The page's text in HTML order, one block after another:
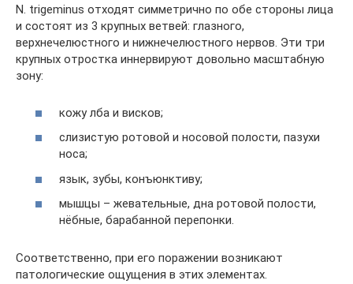
N. trigeminus отходят симметрично по обе стороны лица
и состоят из 3 крупных ветвей: глазного,
верхнечелюстного и нижнечелюстного нервов. Эти три
крупных отростка иннервируют довольно масштабную
зону:
кожу лба и висков;
слизистую ротовой и носовой полости, пазухи
носа;
язык, зубы, конъюнктиву;
мышцы – жевательные, дна ротовой полости,
нёбные, барабанной перепонки.
Соответственно, при его поражении возникают
патологические ощущения в этих элементах.